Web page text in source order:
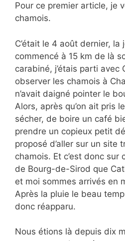
Pour ce premier article, je
chamois.
C’était le 4 août dernier, la
commencé à 15 km de là
carabiné, j’étais parti avec
observer les chamois à
n’avait daigné pointer le
Alors, après qu’on ait pris
sécher, de boire un café
prendre un copieux petit
proposé d’aller sur un site
chamois. Et c’est donc sur
de Bourg-de-Sirod que
et moi sommes arrivés en
Après la pluie le beau
donc réapparu.
Nous étions là depuis dix